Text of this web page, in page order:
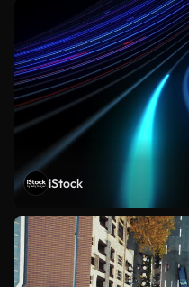
iStock